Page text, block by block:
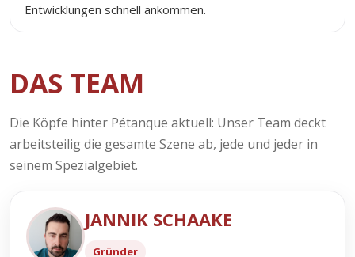
Entwicklungen schnell ankommen.
DAS TEAM
Die Köpfe hinter Pétanque aktuell: Unser Team deckt
arbeitsteilig die gesamte Szene ab, jede und jeder in
seinem Spezialgebiet.
JANNIK SCHAAKE
Gründer